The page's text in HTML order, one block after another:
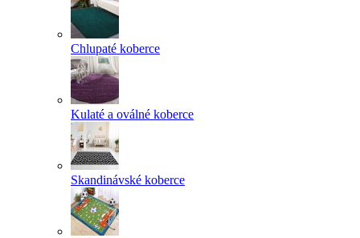
Chlupaté koberce
Kulaté a oválné koberce
Skandinávské koberce